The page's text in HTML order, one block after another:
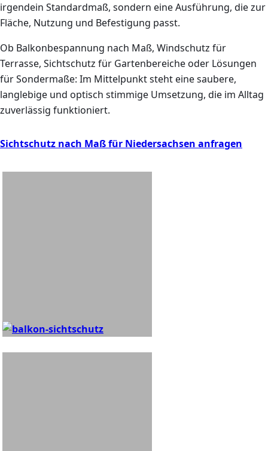
irgendein Standardmaß, sondern eine Ausführung, die zur
Fläche, Nutzung und Befestigung passt.
Ob Balkonbespannung nach Maß, Windschutz für
Terrasse, Sichtschutz für Gartenbereicheoder Lösungen
für Sondermaße: Im Mittelpunkt steht eine saubere,
langlebige und optisch stimmige Umsetzung, die im Alltag
zuverlässig funktioniert.
Sichtschutz nach Maß für Niedersachsen anfragen